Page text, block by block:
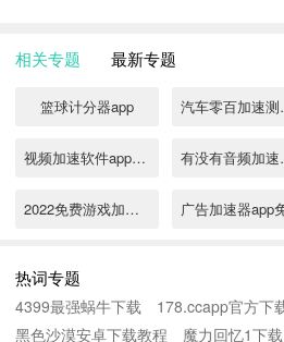
情主动，具备强烈的责任感与协作
相关专题 最新专题
篮球计分器app 汽车
视频加速软件app免费下载推荐 有
2022免费游戏加速器软件
手机加速软件有哪些 逆水
热词专题
4399最强蜗牛下载 178.ccapp官方下
黑色沙漠安卓下载教程
魔力回忆1下载